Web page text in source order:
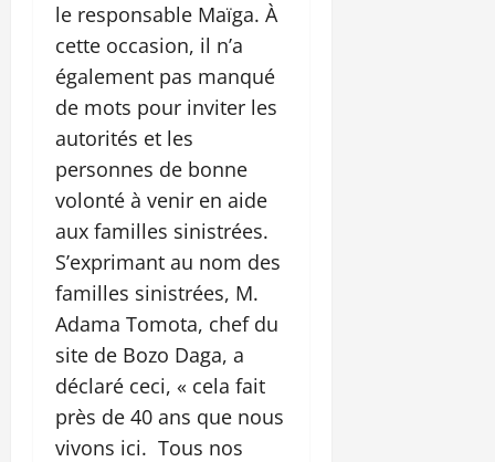
le responsable Maïga. À
cette occasion, il n’a
également pas manqué
de mots pour inviter les
autorités et les
personnes de bonne
volonté à venir en aide
aux familles sinistrées.
S’exprimant au nom des
familles sinistrées, M.
Adama Tomota, chef du
site de Bozo Daga, a
déclaré ceci, « cela fait
près de 40 ans que nous
vivons ici. Tous nos